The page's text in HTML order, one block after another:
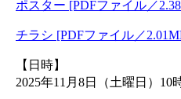
ポスター [PDFファイル／
チラシ [PDFファイル／
【日時】
2025年11月8日（土曜日）10